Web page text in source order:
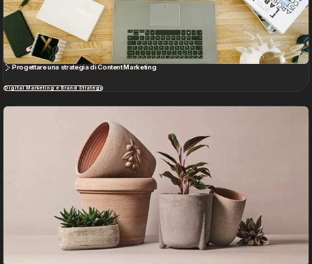
Progettare una strategia di Content Marketing
Digital Marketing e Brand Strategy